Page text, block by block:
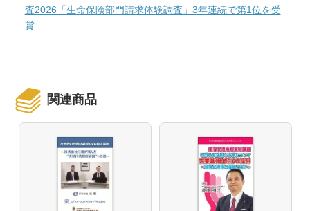
査2026「生命保険部門請求体験調査」3年連続で第1位を受
賞
関連商品